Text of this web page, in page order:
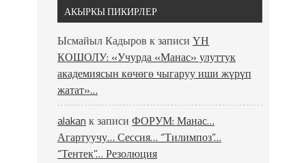
АКЫРКЫ ПИКИРЛЕР
Ысмайыл Кадыров к записи ҮН
КОШОЛУ: «Учурда «Манас» улуттук
академиясын көчөгө чыгаруу иши жүрүп
жатат»…
alakan к записи ФОРУМ: Манас…
Агартуучу… Сессия… “Тилимпоз”…
“Тентек”… Резолюция